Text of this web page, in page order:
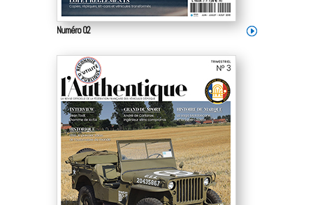
Numéro 02